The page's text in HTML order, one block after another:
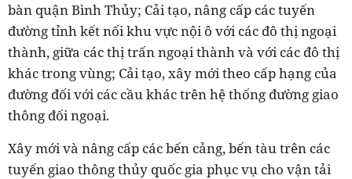
bàn quận Bình Thủy; Cải tạo, nâng cấp các tuyến
đường tỉnh kết nối khu vực nội ô với các đô thị ngoại
thành, giữa các thị trấn ngoại thành và với các đô thị
khác trong vùng; Cải tạo, xây mới theo cấp hạng của
đường đối với các cầu khác trên hệ thống đường giao
thông đối ngoại.
Xây mới và nâng cấp các bến cảng, bến tàu trên các
tuyến giao thông thủy quốc gia phục vụ cho vận tải